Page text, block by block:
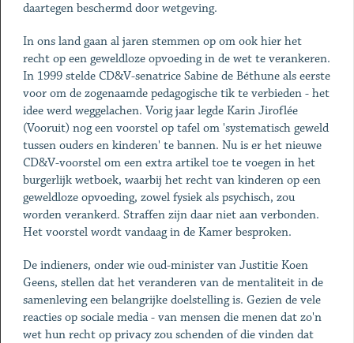
daartegen beschermd door wetgeving.
In ons land gaan al jaren stemmen op om ook hier het
recht op een geweldloze opvoeding in de wet te verankeren.
In 1999 stelde CD&V-senatrice Sabine de Béthune als eerste
voor om de zogenaamde pedagogische tik te verbieden - het
idee werd weggelachen. Vorig jaar legde Karin Jiroflée
(Vooruit) nog een voorstel op tafel om 'systematisch geweld
tussen ouders en kinderen' te bannen. Nu is er het nieuwe
CD&V-voorstel om een extra artikel toe te voegen in het
burgerlijk wetboek, waarbij het recht van kinderen op een
geweldloze opvoeding, zowel fysiek als psychisch, zou
worden verankerd. Straffen zijn daar niet aan verbonden.
Het voorstel wordt vandaag in de ­Kamer besproken.
De indieners, onder wie oud-minister van Justitie Koen
Geens, stellen dat het veranderen van de mentaliteit in de
samenleving een belangrijke doelstelling is. Gezien de vele
reacties op sociale media - van mensen die menen dat zo'n
wet hun recht op privacy zou schenden of die vinden dat